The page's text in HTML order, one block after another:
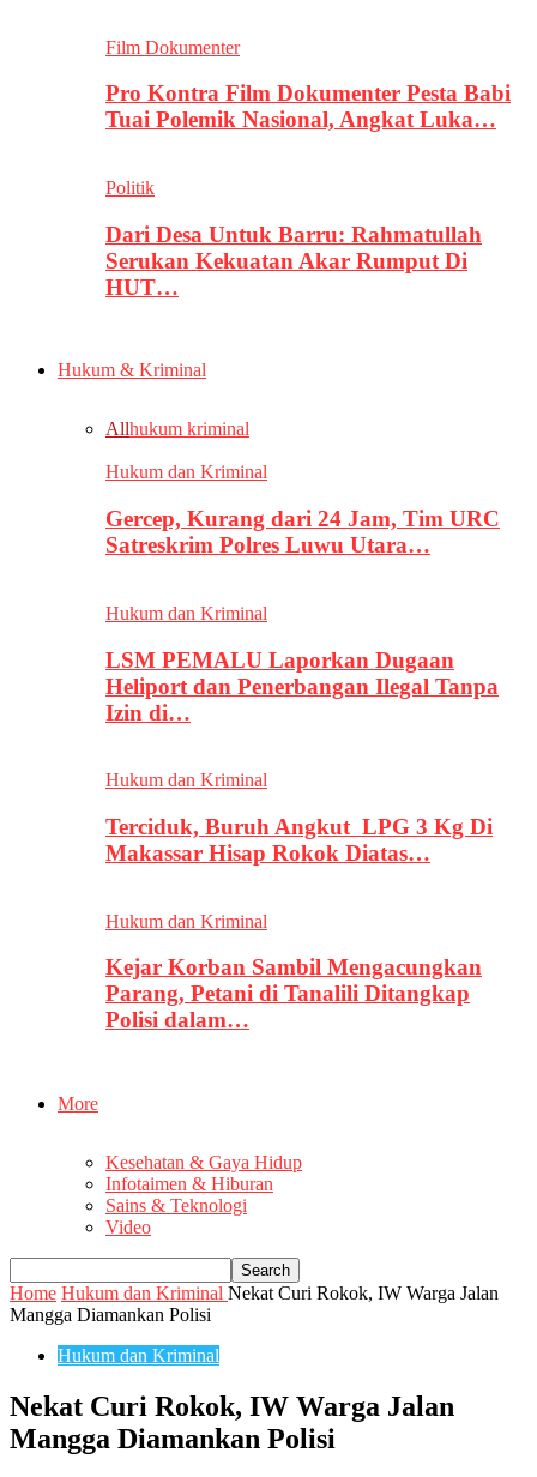
Film Dokumenter
Pro Kontra Film Dokumenter Pesta Babi
Tuai Polemik Nasional, Angkat Luka…
Politik
Dari Desa Untuk Barru: Rahmatullah
Serukan Kekuatan Akar Rumput Di
HUT…
Hukum & Kriminal
Allhukum kriminal
Hukum dan Kriminal
Gercep, Kurang dari 24 Jam, Tim URC
Satreskrim Polres Luwu Utara…
Hukum dan Kriminal
LSM PEMALU Laporkan Dugaan
Heliport dan Penerbangan Ilegal Tanpa
Izin di…
Hukum dan Kriminal
Terciduk, Buruh Angkut LPG 3 Kg Di
Makassar Hisap Rokok Diatas…
Hukum dan Kriminal
Kejar Korban Sambil Mengacungkan
Parang, Petani di Tanalili Ditangkap
Polisi dalam…
More
Kesehatan & Gaya Hidup
Infotaimen & Hiburan
Sains & Teknologi
Video
Home Hukum dan Kriminal Nekat Curi Rokok, IW Warga Jalan
Mangga Diamankan Polisi
Hukum dan Kriminal
Nekat Curi Rokok, IW Warga Jalan
Mangga Diamankan Polisi